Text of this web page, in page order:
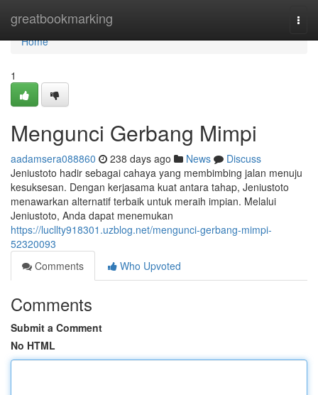
greatbookmarking
Home
Home
1
Mengunci Gerbang Mimpi
aadamsera088860 238 days ago News
Discuss
Jeniustoto hadir sebagai cahaya yang membimbing jalan menuju
kesuksesan. Dengan kerjasama kuat antara tahap, Jeniustoto
menawarkan alternatif terbaik untuk meraih impian. Melalui
Jeniustoto, Anda dapat menemukan
https://lucllty918301.uzblog.net/mengunci-gerbang-mimpi-
52320093
Comments
Who Upvoted
Comments
Submit a Comment
No HTML